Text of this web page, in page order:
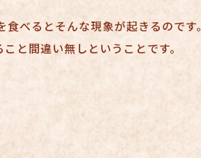
べるとそんな現象が起きるのです。
と間違い無しということです。